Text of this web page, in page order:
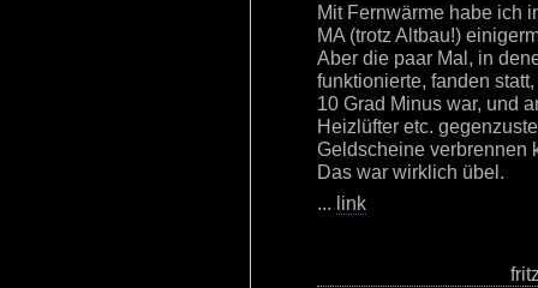
Mit Fernwärme habe ich
MA (trotz Altbau!)
Aber die paar Mal, in
funktionierte, fanden
10 Grad Minus war, und
Heizlüfter etc.
Geldscheine verbrennen
Das war wirklich übel.
... link